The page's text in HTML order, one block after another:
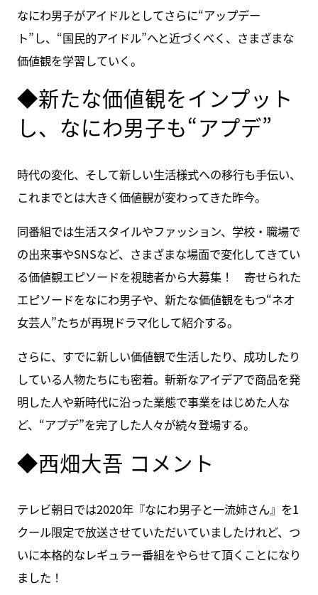
なにわ男子がアイドルとしてさらに“アップデー
ト”し、“国民的アイドル”へと近づくべく、さまざまな
価値観を学習していく。
◆新たな価値観をインプット
し、なにわ男子も“アプデ”
時代の変化、そして新しい生活様式への移行も手伝い、
これまでとは大きく価値観が変わってきた昨今。
同番組では生活スタイルやファッション、学校・職場で
の出来事やSNSなど、さまざまな場面で変化してきてい
る価値観エピソードを視聴者から大募集！ 寄せられた
エピソードをなにわ男子や、新たな価値観をもつ“ネオ
女芸人”たちが再現ドラマ化して紹介する。
さらに、すでに新しい価値観で生活したり、成功したり
している人物たちにも密着。斬新なアイデアで商品を発
明した人や新時代に沿った業態で事業をはじめた人な
ど、“アプデ”を完了した人々が続々登場する。
◆西畑大吾 コメント
テレビ朝日では2020年『なにわ男子と一流姉さん』を1
クール限定で放送させていただいていましたけれど、つ
いに本格的なレギュラー番組をやらせて頂くことになり
ました！